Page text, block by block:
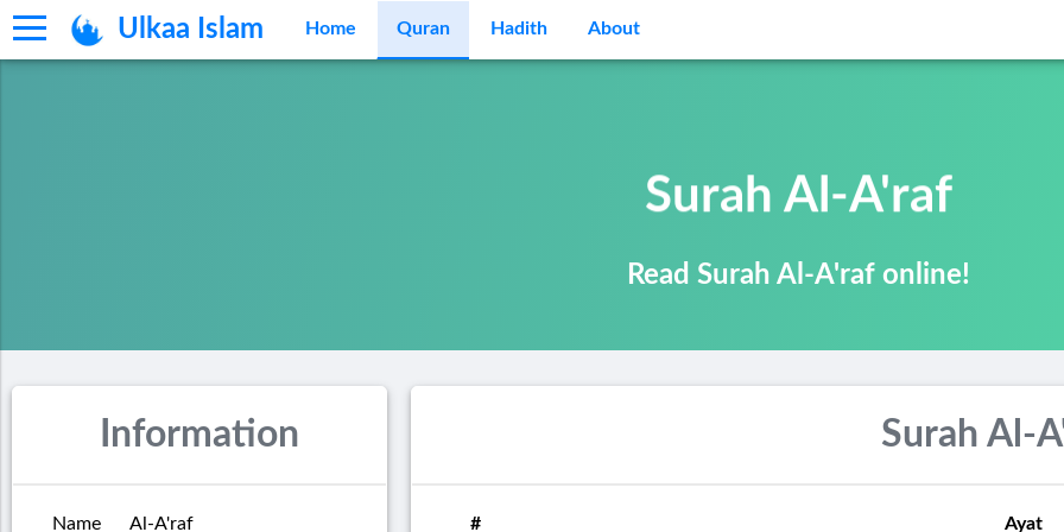
Ulkaa Islam Home Quran Hadith About
Surah Al-A'raf
Read Surah Al-A'raf online!
Information
Name Al-A'raf
Surah Al-
# Ayat